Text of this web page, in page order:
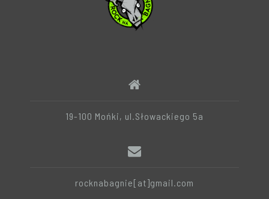
19-100 Mońki, ul.Słowackiego 5a
rocknabagnie[at]gmail.com